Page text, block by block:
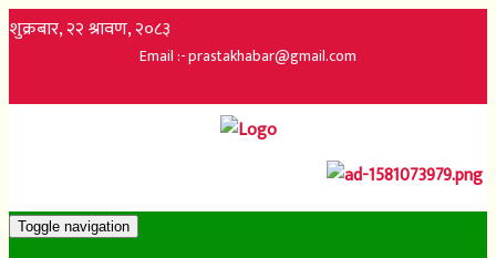
शुक्रबार, २२ श्रावण, २०८३
Email :- prastakhabar@gmail.com
Toggle navigation